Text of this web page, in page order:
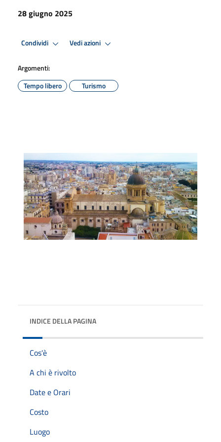
28 giugno 2025
Condividi Vedi azioni
Argomenti:
Tempo libero
Turismo
INDICE DELLA PAGINA
Cos'è
A chi è rivolto
Date e Orari
Costo
Luogo